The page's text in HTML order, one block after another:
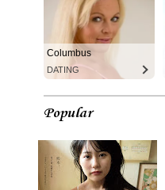
Columbus
DATING
Popular